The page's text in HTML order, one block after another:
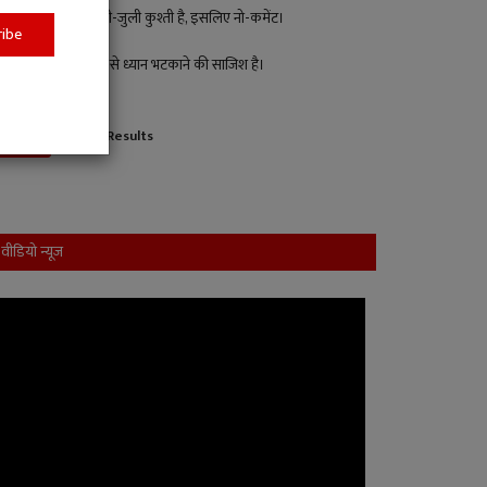
पक्ष-विपक्ष की मिली-जुली कुश्ती है, इसलिए नो-कमेंट।
यह जनहित के मुद्दों से ध्यान भटकाने की साजिश है।
View Results
वीडियो न्यूज